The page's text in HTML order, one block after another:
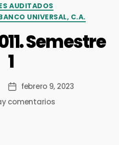
AUDITADOS
UNIVERSAL, C.A.
Semestre
1
febrero 9, 2023
comentarios